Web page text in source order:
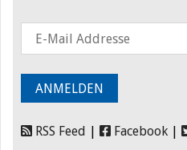
RSS Feed Facebook